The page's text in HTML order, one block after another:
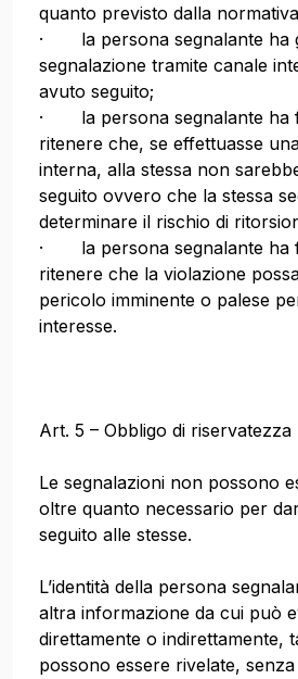
quanto previsto dalla
· la persona segnalante ha
segnalazione tramite canale
avuto seguito;
· la persona segnalante ha
ritenere che, se effettuasse
interna, alla stessa non
seguito ovvero che la stessa
determinare il rischio di
· la persona segnalante ha
ritenere che la violazione
pericolo imminente o palese
interesse.
Art. 5 – Obbligo di riservatezza
Le segnalazioni non possono
oltre quanto necessario per
seguito alle stesse.
L’identità della persona
altra informazione da cui può
direttamente o indirettamente,
possono essere rivelate,